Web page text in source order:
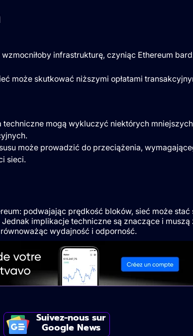
infrastrukturę, czyniąc Ethereum
może skutkować niższymi opłatami
mogą wykluczyć niektórych mniejszych
może prowadzić do przeciążenia,
sieci.
podwajając prędkość bloków, sieć może stać
implikacje techniczne są znaczące i muszą
wydajność i odporność.
Suivez-nous sur
Google News